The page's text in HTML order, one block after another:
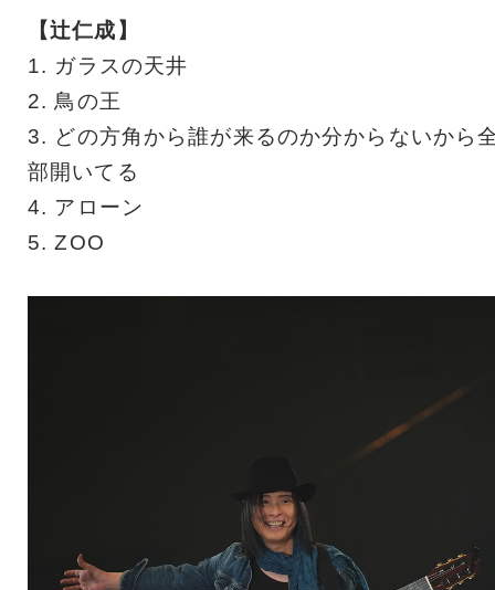
【辻仁成】
1. ガラスの天井
2. 鳥の王
3. どの方角から誰が来るのか分からないから
部開いてる
4. アローン
5. ZOO